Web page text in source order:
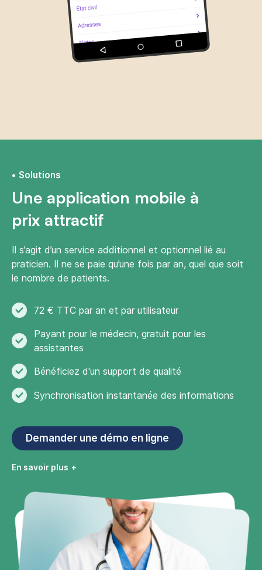
Solutions
Une application mobile à
prix attractif
Il s’agit d’un service additionnel et optionnel lié au
praticien. Il ne se paie qu’une fois par an, quel que soit
le nombre de patients.
72 € TTC par an et par utilisateur
Payant pour le médecin, gratuit pour les
assistantes
Bénéficiez d'un support de qualité
Synchronisation instantanée des informations
Demander une démo en ligne
En savoir plus